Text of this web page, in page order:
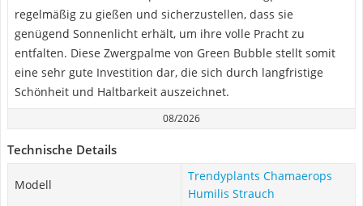
regelmäßig zu gießen und sicherzustellen, dass sie
genügend Sonnenlicht erhält, um ihre volle Pracht zu
entfalten. Diese Zwergpalme von Green Bubble stellt somit
eine sehr gute Investition dar, die sich durch langfristige
Schönheit und Haltbarkeit auszeichnet.
08/2026
Technische Details
Modell
Trendyplants Chamaerops
Humilis Strauch